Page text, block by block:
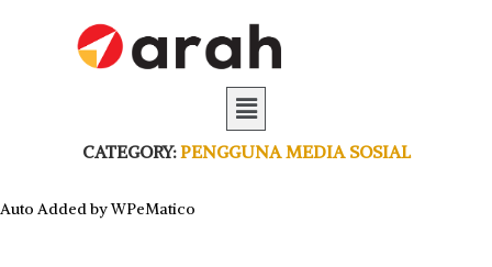
CATEGORY:PENGGUNA MEDIA SOSIAL
Auto Added by WPeMatico